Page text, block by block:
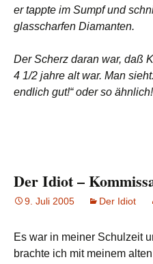
er tappte im Sumpf und
glasscharfen Diamanten.
Der Scherz daran war, daß
4 1/2 jahre alt war. Man
endlich gut!“ oder so ähnlich!
Der Idiot –
9. Juli 2005 Der Idiot
Es war in meiner Schulzeit
brachte ich mit meinem